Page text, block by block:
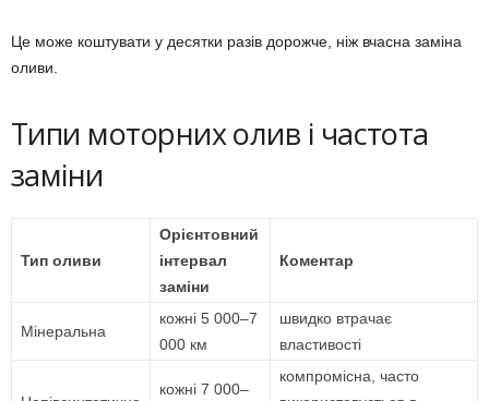
Це може коштувати у десятки разів дорожче, ніж вчасна заміна
оливи.
Типи моторних олив і частота
заміни
Тип оливи
Орієнтовний
інтервал
заміни
Коментар
Мінеральна
кожні 5 000–7
000 км
швидко втрачає
властивості
кожні 7 000–
компромісна, часто